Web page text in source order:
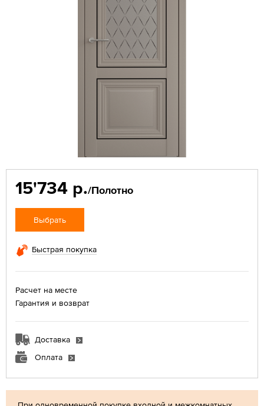
15'734 р./Полотно
Выбрать
Быстрая покупка
Расчет на месте
Гарантия и возврат
Доставка
Оплата